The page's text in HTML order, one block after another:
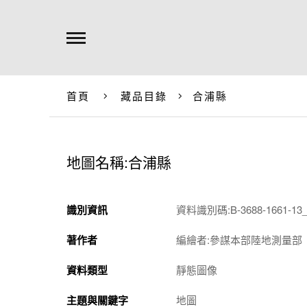
首頁 藏品目錄 合浦縣
地圖名稱:合浦縣
識別資訊 資料識別碼:B-3688-1661-
著作者 編繪者:參謀本部陸地測量部
資料類型 靜態圖像
主題與關鍵字 地圖